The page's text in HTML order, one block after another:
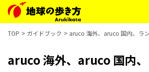
TOP ガイドブック aruco 海外、aruco 国内、ラ
aruco 海外、aruco 国内